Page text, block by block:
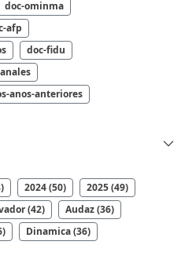
doc-ominma
afp
doc-fidu
anos-anteriores
2024 (50)
2025 (49)
Perfil Conservador (42)
Audaz (36)
Dinamica (36)